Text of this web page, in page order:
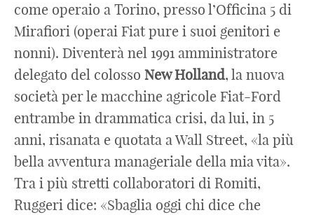
come operaio a Torino, presso l’Officina 5 di
Mirafiori (operai Fiat pure i suoi genitori e
nonni). Diventerà nel 1991 amministratore
delegato del colosso New Holland, la nuova
società per le macchine agricole Fiat-Ford
entrambe in drammatica crisi, da lui, in 5
anni, risanata e quotata a Wall Street, «la più
bella avventura manageriale della mia vita».
Tra i più stretti collaboratori di Romiti,
Ruggeri dice: «Sbaglia oggi chi dice che